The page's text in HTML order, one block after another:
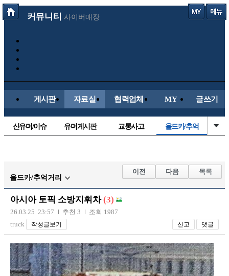
커뮤니티 사이버매장
게시판 자료실 협력업체 MY 글쓰기
신유머/이슈 유머게시판 교통사고 올드카/추억
레이싱모델 자유사진
군사/무기 트럭/버스
장착시공사진
올드카/추억거리
이전 다음 목록
아시아 토픽 소방지휘차 (3)
26.03.25 23:57 추천 3
조회 1987
truck
작성글보기 신고 댓글